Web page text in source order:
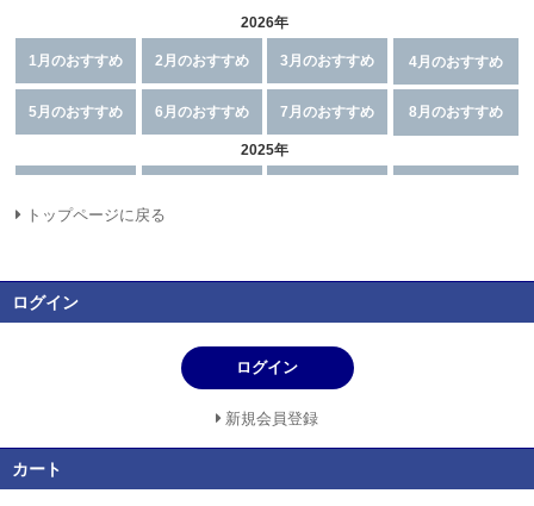
トップページに戻る
ログイン
ログイン
新規会員登録
カート